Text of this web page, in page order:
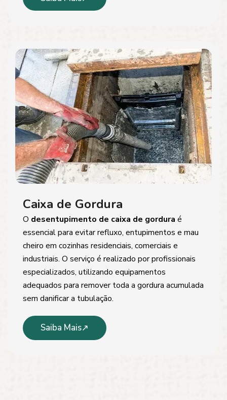
Caixa de Gordura
O desentupimento de caixa de gordura é
essencial para evitar refluxo, entupimentos e mau
cheiro em cozinhas residenciais, comerciais e
industriais. O serviço é realizado por profissionais
especializados, utilizando equipamentos
adequados para remover toda a gordura acumulada
sem danificar a tubulação.
Saiba Mais